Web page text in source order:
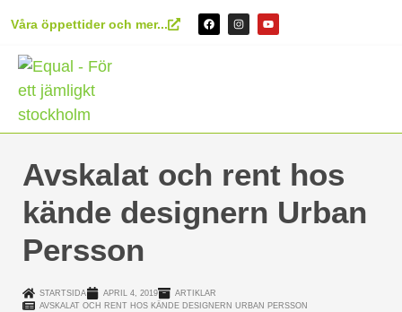
Våra öppettider och mer...
Avskalat och rent hos
kände designern Urban
Persson
STARTSIDA APRIL 4, 2019
ARTIKLAR
AVSKALAT OCH RENT HOS KÄNDE DESIGNERN URBAN PERSSON